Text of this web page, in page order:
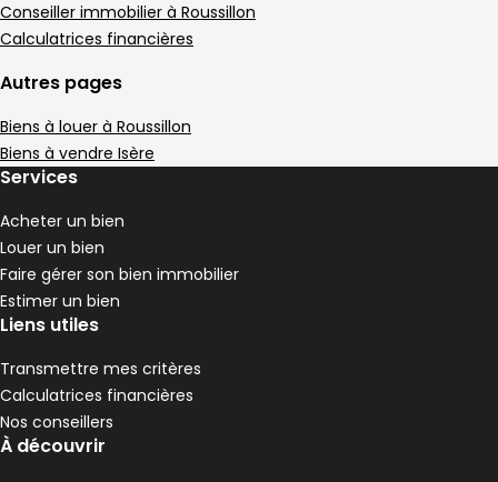
511 €
Roussillon - 38150
Appartement • 2 pièces • 49 m²
DPE : 1 chambre
,
145 m² 6 pièces Assieu
Aller à l'image
Aller à l'image
Aller à l'image
Aller à l'image
Aller à l'image
Conseiller immobilier à Roussillon
Calculatrices financières
Autres pages
Biens à louer à Roussillon
Biens à vendre Isère
Services
Acheter un bien
Louer un bien
Faire gérer son bien immobilier
Estimer un bien
Liens utiles
Transmettre mes critères
Calculatrices financières
Nos conseillers
À découvrir